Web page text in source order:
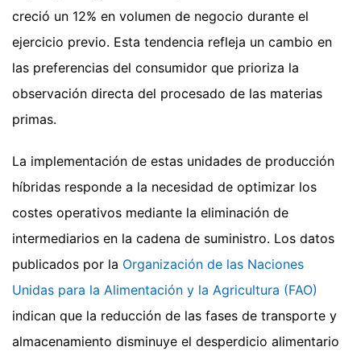
creció un 12% en volumen de negocio durante el
ejercicio previo. Esta tendencia refleja un cambio en
las preferencias del consumidor que prioriza la
observación directa del procesado de las materias
primas.
La implementación de estas unidades de producción
híbridas responde a la necesidad de optimizar los
costes operativos mediante la eliminación de
intermediarios en la cadena de suministro. Los datos
publicados por la Organización de las Naciones
Unidas para la Alimentación y la Agricultura (FAO)
indican que la reducción de las fases de transporte y
almacenamiento disminuye el desperdicio alimentario